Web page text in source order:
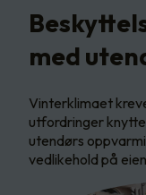
med
Vinterklimaet
utfordringer
utendørs
vedlikehold på